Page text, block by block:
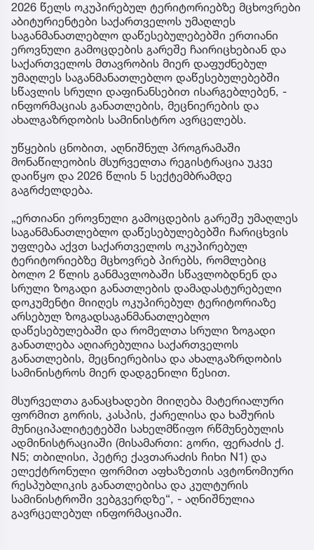
2026 წელს ოკუპირებულ ტერიტორიებზე მცხოვრები
აბიტურიენტები საქართველოს უმაღლეს
საგანმანათლებლო დაწესებულებებში ერთიანი
ეროვნული გამოცდების გარეშე ჩაირიცხებიან და
საქართველოს მთავრობის მიერ დაფუძნებულ
უმაღლეს საგანმანათლებლო დაწესებულებებში
სწავლის სრული დაფინანსებით ისარგებლებენ, -
ინფორმაციას განათლების, მეცნიერების და
ახალგაზრდობის სამინისტრო ავრცელებს.
უწყების ცნობით, აღნიშნულ პროგრამაში
მონაწილეობის მსურველთა რეგისტრაცია უკვე
დაიწყო და 2026 წლის 5 სექტემბრამდე
გაგრძელდება.
„ერთიანი ეროვნული გამოცდების გარეშე უმაღლეს
საგანმანათლებლო დაწესებულებებში ჩარიცხვის
უფლება აქვთ საქართველოს ოკუპირებულ
ტერიტორიებზე მცხოვრებ პირებს, რომლებიც
ბოლო 2 წლის განმავლობაში სწავლობდნენ და
სრული ზოგადი განათლების დამადასტურებელი
დოკუმენტი მიიღეს ოკუპირებულ ტერიტორიაზე
არსებულ ზოგადსაგანმანათლებლო
დაწესებულებაში და რომელთა სრული ზოგადი
განათლება აღიარებულია საქართველოს
განათლების, მეცნიერებისა და ახალგაზრდობის
სამინისტროს მიერ დადგენილი წესით.
მსურველთა განაცხადები მიიღება მატერიალური
ფორმით გორის, კასპის, ქარელისა და ხაშურის
მუნიციპალიტეტებში სახელმწიფო რწმუნებულის
ადმინისტრაციაში (მისამართი: გორი, ფერაძის ქ.
N5; თბილისი, პეტრე ქავთარაძის ჩიხი N1) და
ელექტრონული ფორმით აფხაზეთის ავტონომიური
რესპუბლიკის განათლებისა და კულტურის
სამინისტროში ვებგვერდზე“, - აღნიშნულია
გავრცელებულ ინფორმაციაში.